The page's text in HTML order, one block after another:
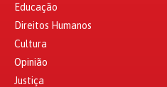
Educação
Direitos Humanos
Cultura
Opinião
Justiça